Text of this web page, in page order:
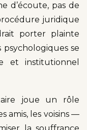
d’écoute, pas de
juridique
porter plainte
se
et institutionnel
joue un rôle
amis, les voisins —